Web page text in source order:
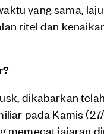
yang sama,
ritel dan
dikabarkan
pada Kamis
memecat jajaran